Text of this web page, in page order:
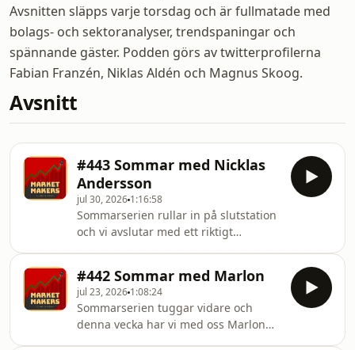
Avsnitten släpps varje torsdag och är fullmatade med
bolags- och sektoranalyser, trendspaningar och
spännande gäster. Podden görs av twitterprofilerna
Fabian Franzén, Niklas Aldén och Magnus Skoog.
Avsnitt
#443 Sommar med Nicklas
Andersson
jul 30, 2026 1:16:58
Sommarserien rullar in på slutstation
och vi avslutar med ett riktigt
Nicklas Andersson!Vi hörs igen om
TVÅ veckor!—Twitter:
https://twitter.com/
podcast@marketmakers.se&nbsp;Hemsida:
#442 Sommar med Marlon
jul 23, 2026 1:08:24
Sommarserien tuggar vidare och
denna vecka har vi med oss Marlon